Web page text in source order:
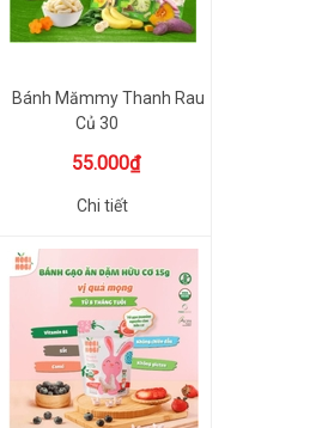
Bánh Mămmy Thanh Rau
Củ 30
55.000₫
Chi tiết